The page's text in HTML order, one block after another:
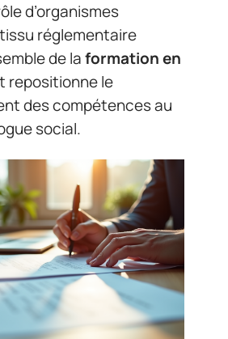
d’organismes
réglementaire
de laformation en
repositionne le
des compétences au
social.